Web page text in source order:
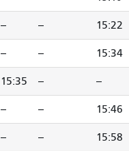
-- -- 15:22
-- -- 15:34
15:35 -- --
-- -- 15:46
-- -- 15:58